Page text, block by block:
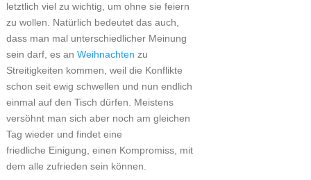
letztlich viel zu wichtig, um ohne sie feiern
zu wollen. Natürlich bedeutet das auch,
dass man mal unterschiedlicher Meinung
sein darf, es an Weihnachten zu
Streitigkeiten kommen, weil die Konflikte
schon seit ewig schwellen und nun endlich
einmal auf den Tisch dürfen. Meistens
versöhnt man sich aber noch am gleichen
Tag wieder und findet eine
friedliche Einigung, einen Kompromiss, mit
dem alle zufrieden sein können.